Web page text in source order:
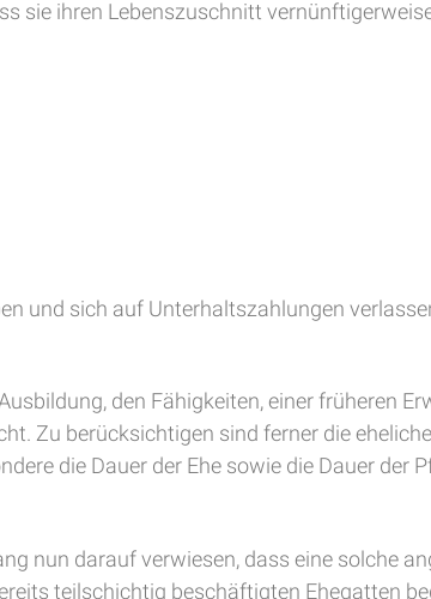
sie ihren Lebenszuschnitt
und sich auf Unterhaltszahlungen
den Fähigkeiten, einer früheren
Zu berücksichtigen sind ferner die
die Dauer der Ehe sowie die Dauer der
nun darauf verwiesen, dass eine solche
teilschichtig beschäftigten Ehegatten